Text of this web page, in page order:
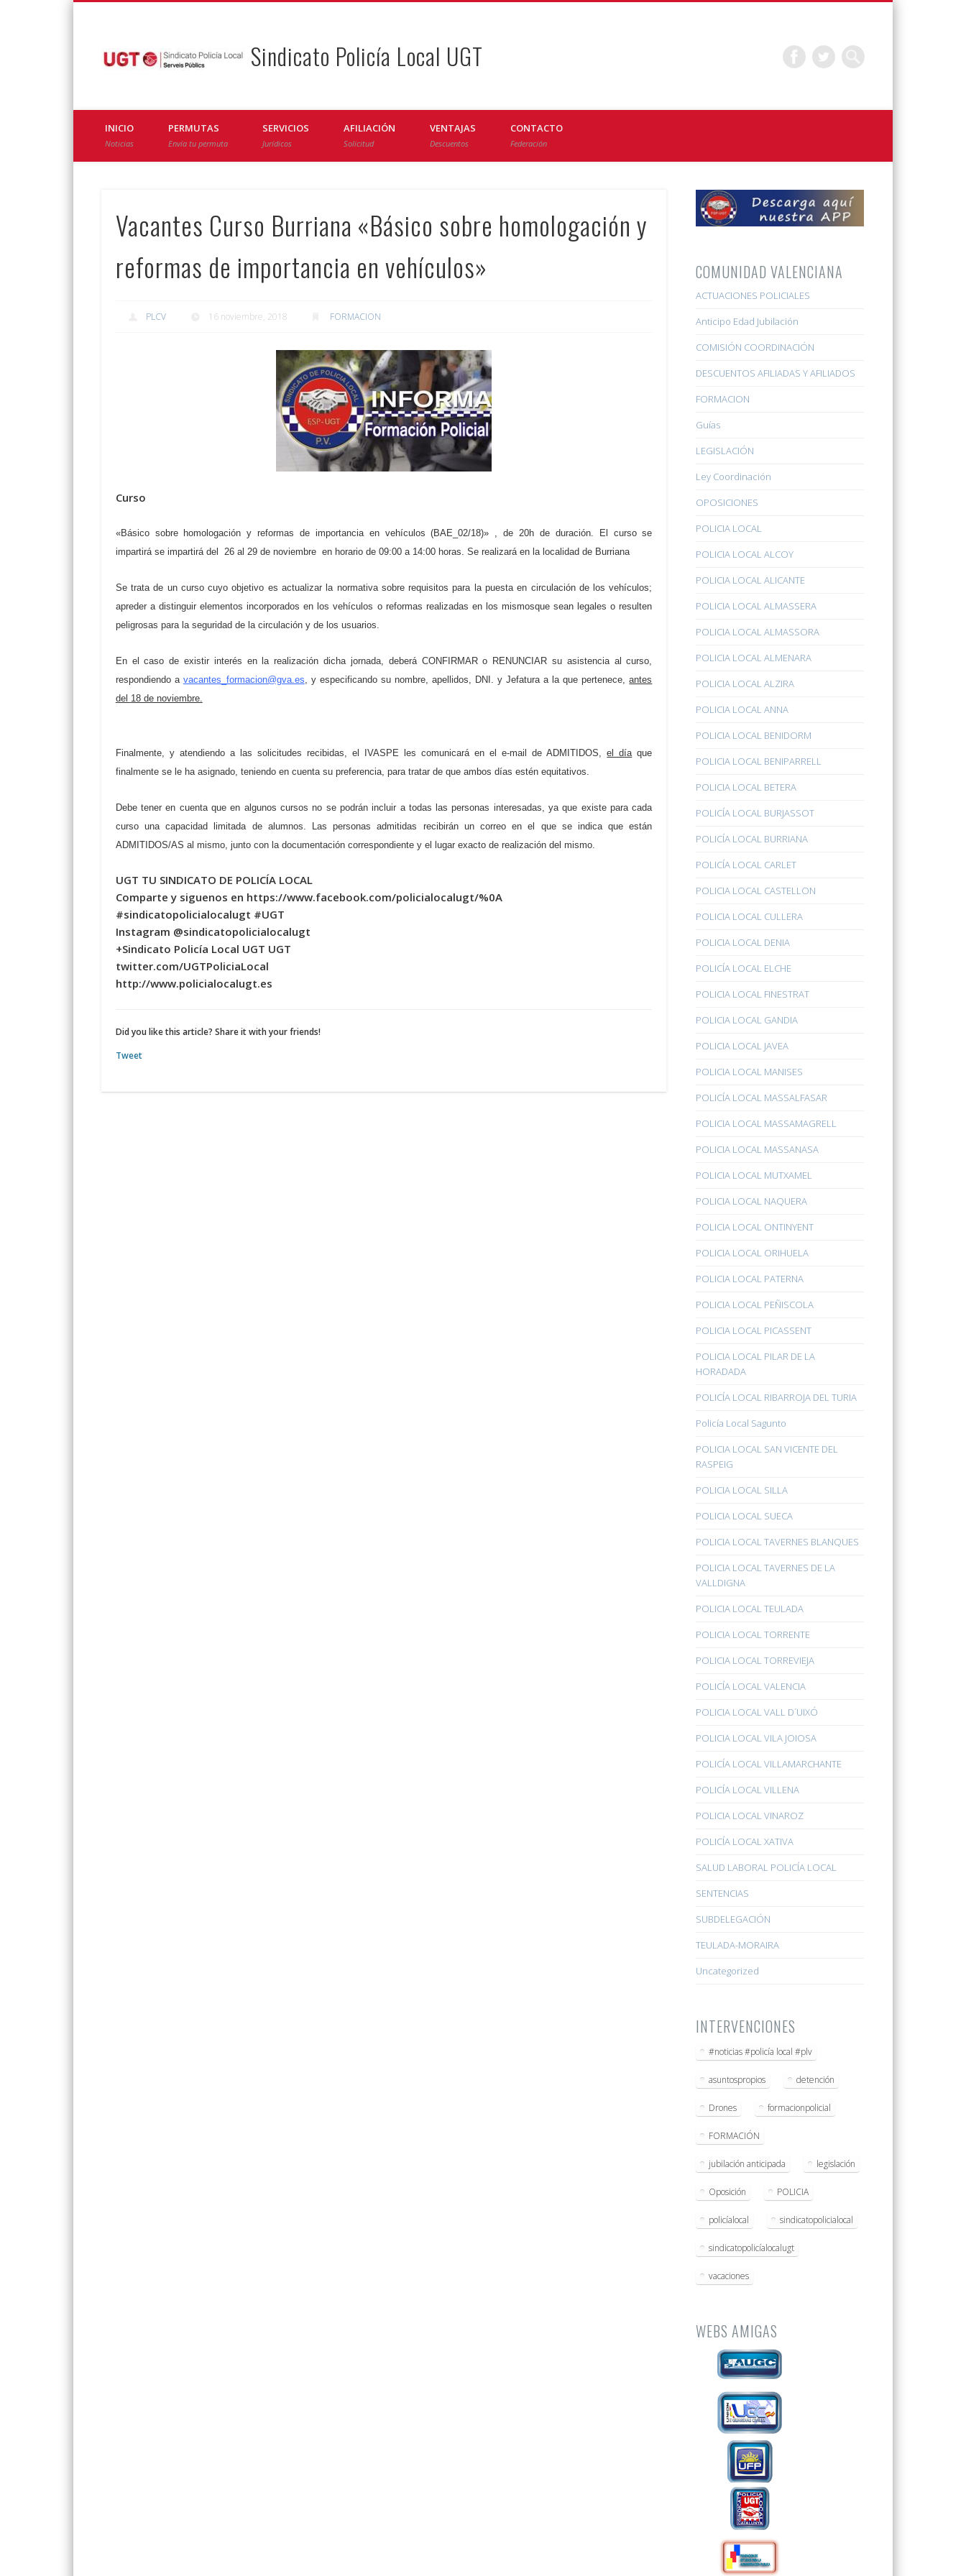
Sindicato Policía Local UGT
FacebookTwitter
INICIO
Noticias
PERMUTAS
Envía tu permuta
SERVICIOS
Jurídicos
AFILIACIÓN
Solicitud
VENTAJAS
Descuentos
CONTACTO
Federación
Vacantes Curso Burriana «Básico sobre homologación y
reformas de importancia en vehículos»
PLCV 16 noviembre, 2018 FORMACION
Curso
«Básico sobre homologación y reformas de importancia en vehículos (BAE_02/18)» ,de20h de duración.
El curso se
impartirá se impartirá del 26 al 29 de noviembre en horario de 09:00 a 14:00 horas. Se realizará en la localidad de Burriana
Se trata de un curso cuyo objetivo es actualizar la normativa sobre requisitos para la puesta en circulación de los vehículos;
apreder a distinguir elementos incorporados en los vehículos o reformas realizadas en los mismosque sean legales o resulten
peligrosas para la seguridad de la circulación y de los usuarios.
En el caso de existir interés en la realización dicha jornada, deberá CONFIRMARo RENUNCIAR su asistencia al curso,
respondiendo a vacantes_formacion@gva.es, y especificando sunombre, apellidos, DNI. y Jefatura a la que pertenece,antes
del 18 de noviembre.
Finalmente, y atendiendo a las solicitudes recibidas, el IVASPE les comunicará en el e-mail de ADMITIDOS,el día que
finalmente se le ha asignado, teniendo en cuenta su preferencia, para tratar de que ambos días estén equitativos.
Debe tener en cuenta que en algunos cursos no se podrán incluir a todas las personas interesadas, ya que existe para cada
curso una capacidad limitada de alumnos. Las personas admitidas recibirán un correo en el que se indica que están
ADMITIDOS/AS al mismo, junto con la documentación correspondiente y el lugar exacto de realización del mismo.
UGT TU SINDICATO DE POLICÍA LOCAL
Comparte y siguenos en https://www.facebook.com/policialocalugt/%0A
#sindicatopolicialocalugt #UGT
Instagram @sindicatopolicialocalugt
+Sindicato Policía Local UGT UGT
twitter.com/UGTPoliciaLocal
http://www.policialocalugt.es
Did you like this article? Share it with your friends!
Tweet
COMUNIDAD VALENCIANA
ACTUACIONES POLICIALES
Anticipo Edad Jubilación
COMISIÓN COORDINACIÓN
DESCUENTOS AFILIADAS Y AFILIADOS
FORMACION
Guías
LEGISLACIÓN
Ley Coordinación
OPOSICIONES
POLICIA LOCAL
POLICIA LOCAL ALCOY
POLICIA LOCAL ALICANTE
POLICIA LOCAL ALMASSERA
POLICIA LOCAL ALMASSORA
POLICIA LOCAL ALMENARA
POLICIA LOCAL ALZIRA
POLICIA LOCAL ANNA
POLICIA LOCAL BENIDORM
POLICIA LOCAL BENIPARRELL
POLICIA LOCAL BETERA
POLICÍA LOCAL BURJASSOT
POLICÍA LOCAL BURRIANA
POLICÍA LOCAL CARLET
POLICIA LOCAL CASTELLON
POLICIA LOCAL CULLERA
POLICIA LOCAL DENIA
POLICÍA LOCAL ELCHE
POLICIA LOCAL FINESTRAT
POLICIA LOCAL GANDIA
POLICIA LOCAL JAVEA
POLICIA LOCAL MANISES
POLICÍA LOCAL MASSALFASAR
POLICIA LOCAL MASSAMAGRELL
POLICIA LOCAL MASSANASA
POLICIA LOCAL MUTXAMEL
POLICIA LOCAL NAQUERA
POLICIA LOCAL ONTINYENT
POLICIA LOCAL ORIHUELA
POLICIA LOCAL PATERNA
POLICIA LOCAL PEÑISCOLA
POLICIA LOCAL PICASSENT
POLICIA LOCAL PILAR DE LA
HORADADA
POLICÍA LOCAL RIBARROJA DEL TURIA
Policía Local Sagunto
POLICIA LOCAL SAN VICENTE DEL
RASPEIG
POLICIA LOCAL SILLA
POLICIA LOCAL SUECA
POLICIA LOCAL TAVERNES BLANQUES
POLICIA LOCAL TAVERNES DE LA
VALLDIGNA
POLICIA LOCAL TEULADA
POLICIA LOCAL TORRENTE
POLICIA LOCAL TORREVIEJA
POLICÍA LOCAL VALENCIA
POLICIA LOCAL VALL D´UIXÓ
POLICIA LOCAL VILA JOIOSA
POLICÍA LOCAL VILLAMARCHANTE
POLICÍA LOCAL VILLENA
POLICIA LOCAL VINAROZ
POLICÍA LOCAL XATIVA
SALUD LABORAL POLICÍA LOCAL
SENTENCIAS
SUBDELEGACIÓN
TEULADA-MORAIRA
Uncategorized
INTERVENCIONES
#noticias #policía local #plv
asuntospropios detención
Drones formacionpolicial
FORMACIÓN
jubilación anticipada legislación
Oposición POLICIA
policíalocal sindicatopolicialocal
sindicatopolicíalocalugt
vacaciones
WEBS AMIGAS